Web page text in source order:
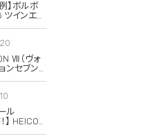
】ボルボ
インエン
動リアアク
交換・エア
レッサー
Ⅶ（ヴォ
ンセブン）
ル